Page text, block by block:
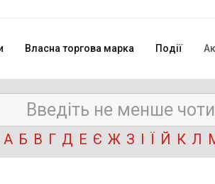
Власна торгова марка Події
А Б В Г Д Е Є Ж З І Ї Й К Л